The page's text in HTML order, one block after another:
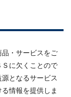
・サービスをご
に欠くことので
となるサービス
情報を提供しま